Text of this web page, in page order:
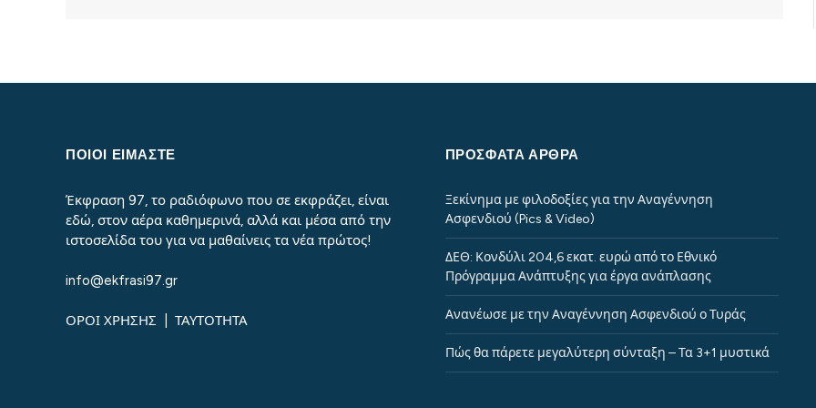
ΠΟΙΟΙ ΕΙΜΑΣΤΕ
Έκφραση 97, το ραδιόφωνο που σε εκφράζει, είναι
εδώ, στον αέρα καθημερινά, αλλά και μέσα από την
ιστοσελίδα του για να μαθαίνεις τα νέα πρώτος!
info@ekfrasi97.gr
ΟΡΟΙ ΧΡΗΣΗΣ ΤΑΥΤΟΤΗΤΑ
ΠΡΌΣΦΑΤΑ ΆΡΘΡΑ
Ξεκίνημα με φιλοδοξίες για την Αναγέννηση
Ασφενδιού (Pics & Video)
ΔΕΘ: Κονδύλι 204,6 εκατ. ευρώ από το Εθνικό
Πρόγραμμα Ανάπτυξης για έργα ανάπλασης
Ανανέωσε με την Αναγέννηση Ασφενδιού ο Τυράς
Πώς θα πάρετε μεγαλύτερη σύνταξη – Τα 3+1 μυστικά